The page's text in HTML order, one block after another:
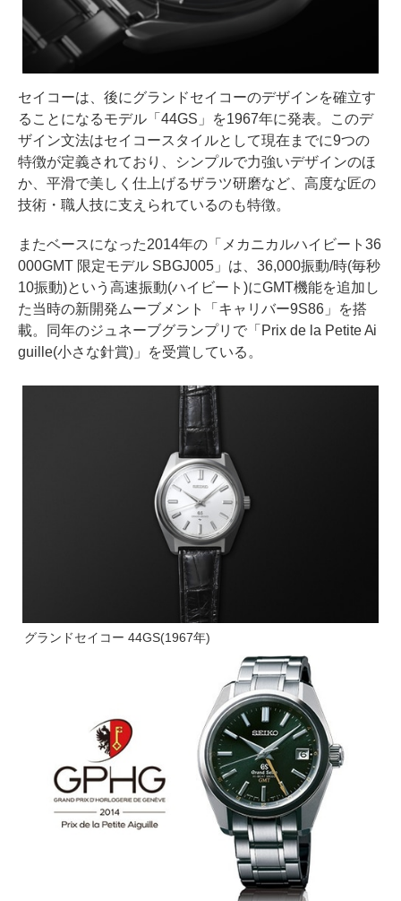
セイコーは、後にグランドセイコーのデザインを確立す
ることになるモデル「44GS」を1967年に発表。このデ
ザイン文法はセイコースタイルとして現在までに9つの
特徴が定義されており、シンプルで力強いデザインのほ
か、平滑で美しく仕上げるザラツ研磨など、高度な匠の
技術・職人技に支えられているのも特徴。
またベースになった2014年の「メカニカルハイビート36
000GMT 限定モデル SBGJ005」は、36,000振動/時(毎秒
10振動)という高速振動(ハイビート)にGMT機能を追加し
た当時の新開発ムーブメント「キャリバー9S86」を搭
載。同年のジュネーブグランプリで「Prix de la Petite Ai
guille(小さな針賞)」を受賞している。
グランドセイコー 44GS(1967年)